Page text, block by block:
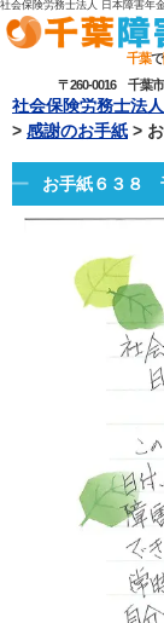
社会保険労務士法人 日本障害年
千葉で
〒260-0016 千葉
社会保険労務士法
> 感謝のお手紙 >
お手紙６３８